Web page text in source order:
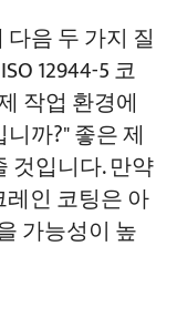
음 두 가지 질
12944-5 코
작업 환경에
까?" 좋은 제
것입니다. 만약
인 코팅은 아
가능성이 높